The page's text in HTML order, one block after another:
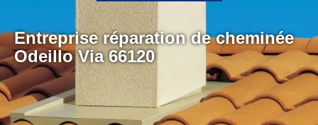
Entreprise réparation de cheminée
Odeillo Via 66120